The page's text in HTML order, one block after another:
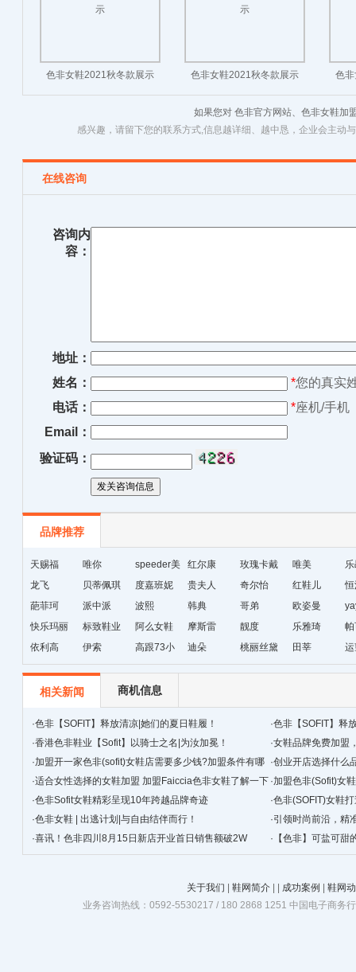
色非女鞋2021秋冬款展示 色非女鞋2021秋冬款展示 色
如果您对 色非官方网站、色非女鞋加
感兴趣，请留下您的联系方式,信息越详细、越中恳，企业会主动
在线咨询
咨询内
容：
地址：
姓名：
*您的真实
电话：
*座机/手机
Email：
验证码：
品牌推荐
天赐福 唯你
speeder美
国暴龙
红尔康
玫瑰卡戴
尔
唯美
龙飞
贝蒂佩琪 度嘉班妮 贵夫人 奇尔怡 红鞋儿
葩菲珂
派中派 波熙 韩典 哥弟 欧姿曼
快乐玛丽
标致鞋业 阿么女鞋 摩斯雷 靓度 乐雅琦
依利高
伊索
高跟73小
时
迪朵 桃丽丝黛 田莘
相关新闻 商机信息
·色非【SOFIT】释放清凉|她们的夏日鞋履！ ·色非【SOFIT】释
·香港色非鞋业【Sofit】以骑士之名|为汝加冕！ ·女鞋品牌免费加盟
·加盟开一家色非(sofit)女鞋店需要多少钱?加盟条件有哪
些
·创业开店选择什么
·适合女性选择的女鞋加盟 加盟Faiccia色非女鞋了解一下 ·加盟色非(Sofit)女
·色非Sofit女鞋精彩呈现10年跨越品牌奇迹 ·色非(SOFIT)女鞋
·色非女鞋 | 出逃计划|与自由结伴而行！ ·引领时尚前沿，精
非·非你莫属
·喜讯！色非四川8月15日新店开业首日销售额破2W · 【色非】可盐可
关于我们 鞋网简介 成功案例
鞋网
业务咨询热线：0592-5530217 / 180 2868 1251 中国电子商务